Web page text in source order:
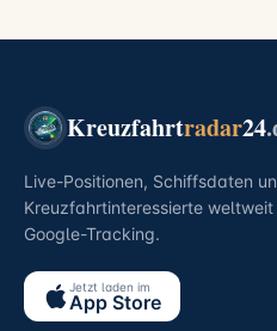
Kreuzfahrtradar24
Live-Positionen, Schiffsdaten
Kreuzfahrtinteressierte weltweit
Google-Tracking.
Jetzt laden im
App Store